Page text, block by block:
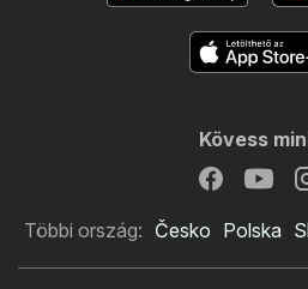
Kövess
Többi ország: Česko Polska